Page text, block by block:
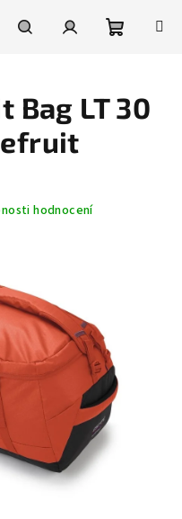
košík
Bag LT 30
hodnocení